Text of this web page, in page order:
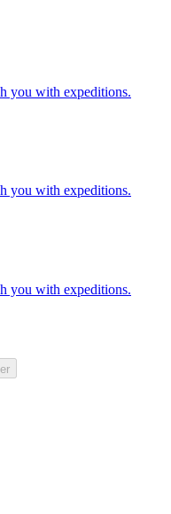
you with expeditions.
you with expeditions.
you with expeditions.